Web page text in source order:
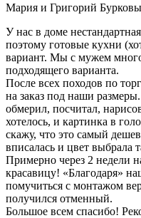
Мария и Григорий Бурковы
У нас в доме
поэтому готовые кухни
вариант. Мы с мужем
подходящего варианта.
После всех походов по
на заказ под наши
обмерил, посчитал,
хотелось, и картинка в
скажу, что это самый
вписалась и цвет выбрала
Примерно через 2 недели
красавицу! «Благодаря»
помучиться с монтажом
получился отменный.
Большое всем спасибо!